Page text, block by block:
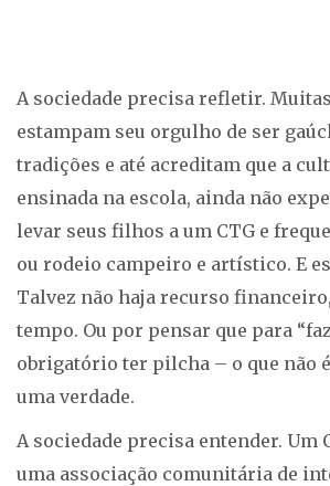
A sociedade precisa refletir.
estampam seu orgulho de ser
tradições e até acreditam que a
ensinada na escola, ainda não
levar seus filhos a um CTG e
ou rodeio campeiro e artístico. E
Talvez não haja recurso
tempo. Ou por pensar que para
obrigatório ter pilcha – o que não
uma verdade.
A sociedade precisa entender. Um
uma associação comunitária de